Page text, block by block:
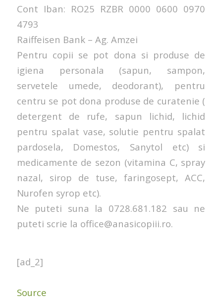
Cont Iban: RO25 RZBR 0000 0600 0970
4793
Raiffeisen Bank – Ag. Amzei
Pentru copii se pot dona si produse de
igiena personala (sapun, sampon,
servetele umede, deodorant), pentru
centru se pot dona produse de curatenie (
detergent de rufe, sapun lichid, lichid
pentru spalat vase, solutie pentru spalat
pardosela, Domestos, Sanytol etc) si
medicamente de sezon (vitamina C, spray
nazal, sirop de tuse, faringosept, ACC,
Nurofen syrop etc).
Ne puteti suna la 0728.681.182 sau ne
puteti scrie la office@anasicopiii.ro.
[ad_2]
Source